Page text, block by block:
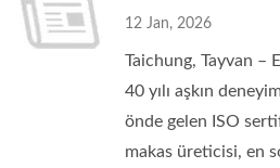
12 Jan, 2026
Taichung, Tayvan –
40 yılı aşkın
önde gelen ISO
makas üreticisi, en